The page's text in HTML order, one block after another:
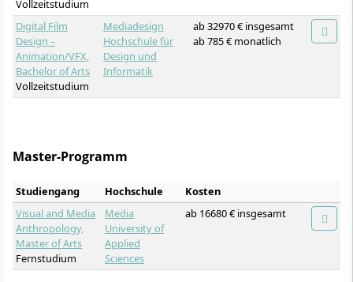
Vollzeitstudium
Digital Film
Design –
Animation/VFX,
Bachelor of Arts
Vollzeitstudium
Mediadesign
Hochschule für
Design und
Informatik
ab 32970 € insgesamt
ab 785 € monatlich
Master-Programm
Studiengang Hochschule
Kosten
Visual and Media
Anthropology,
Master of Arts
Fernstudium
Media
University of
Applied
Sciences
ab 16680 € insgesamt